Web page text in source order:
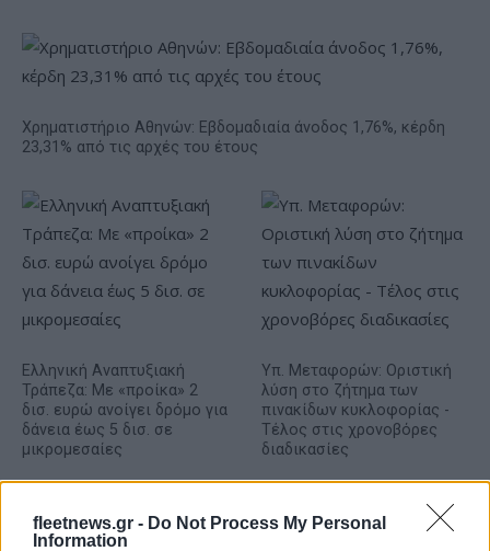
fleetnews.gr - Do Not Process My Personal
Information
Χρηματιστήριο Αθηνών: Εβδομαδιαία άνοδος 1,76%, κέρδη
23,31% από τις αρχές του έτους
Ελληνική Αναπτυξιακή
Τράπεζα: Με «προίκα» 2
δισ. ευρώ ανοίγει δρόμο για
δάνεια έως 5 δισ. σε
μικρομεσαίες
Υπ. Μεταφορών: Οριστική
λύση στο ζήτημα των
πινακίδων κυκλοφορίας -
Τέλος στις χρονοβόρες
διαδικασίες